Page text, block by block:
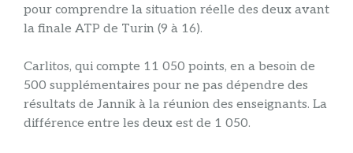
pour comprendre la situation réelle des deux avant
la finale ATP de Turin (9 à 16).
Carlitos, qui compte 11 050 points, en a besoin de
500 supplémentaires pour ne pas dépendre des
résultats de Jannik à la réunion des enseignants. La
différence entre les deux est de 1 050.